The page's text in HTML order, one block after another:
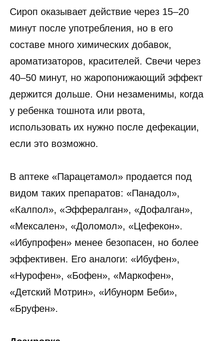
Сироп оказывает действие через 15–20
минут после употребления, но в его
составе много химических добавок,
ароматизаторов, красителей. Свечи через
40–50 минут, но жаропонижающий эффект
держится дольше. Они незаменимы, когда
у ребенка тошнота или рвота,
использовать их нужно после дефекации,
если это возможно.
В аптеке «Парацетамол» продается под
видом таких препаратов: «Панадол»,
«Калпол», «Эффералган», «Дофалган»,
«Мексален», «Доломол», «Цефекон».
«Ибупрофен» менее безопасен, но более
эффективен. Его аналоги: «Ибуфен»,
«Нурофен», «Бофен», «Маркофен»,
«Детский Мотрин», «Ибунорм Беби»,
«Бруфен».